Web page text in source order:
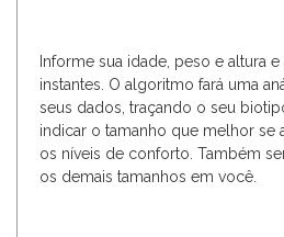
Informe sua idade, peso e altura
instantes. O algoritmo fará uma
seus dados, traçando o seu
indicar o tamanho que melhor se
os níveis de conforto. Também
os demais tamanhos em você.